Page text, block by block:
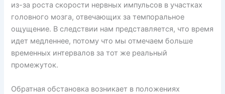
из-за роста скорости нервных импульсов в участках
головного мозга, отвечающих за темпоральное
ощущение. В следствии нам представляется, что время
идет медленнее, потому что мы отмечаем больше
временных интервалов за тот же реальный
промежуток.
Обратная обстановка возникает в положениях